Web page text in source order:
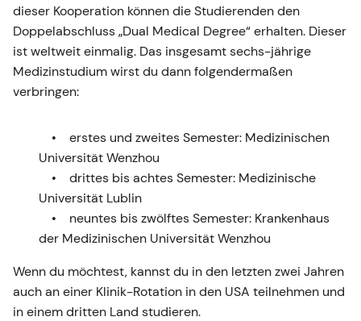
dieser Kooperation können die Studierenden den
Doppelabschluss „Dual Medical Degree“ erhalten. Dieser
ist weltweit einmalig. Das insgesamt sechs-jährige
Medizinstudium wirst du dann folgendermaßen
verbringen:
erstes und zweites Semester: Medizinischen
Universität Wenzhou
drittes bis achtes Semester: Medizinische
Universität Lublin
neuntes bis zwölftes Semester: Krankenhaus
der Medizinischen Universität Wenzhou
Wenn du möchtest, kannst du in den letzten zwei Jahren
auch an einer Klinik-Rotation in den USA teilnehmen und
in einem dritten Land studieren.